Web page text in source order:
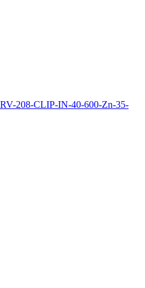
208-CLIP-IN-40-600-Zn-35-